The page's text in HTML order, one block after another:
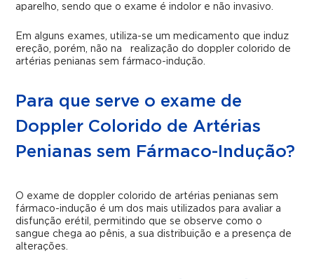
aparelho, sendo que o exame é indolor e não invasivo.
Em alguns exames, utiliza-se um medicamento que induz
ereção, porém, não na realização do doppler colorido de
artérias penianas sem fármaco-indução.
Para que serve o exame de
Doppler Colorido de Artérias
Penianas sem Fármaco-Indução?
O exame de doppler colorido de artérias penianas sem
fármaco-indução é um dos mais utilizados para avaliar a
disfunção erétil, permitindo que se observe como o
sangue chega ao pênis, a sua distribuição e a presença de
alterações.